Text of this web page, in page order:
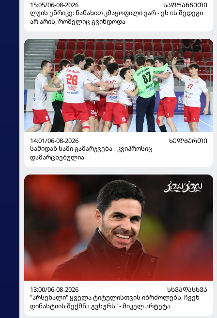
15:05/06-08-2026
ᲡᲐᲤᲠᲐᲜᲒᲔᲗᲘ
ლუის ენრიკე: ნანახით კმაყოფილი ვარ - ეს ის შედეგი
არ არის, რომელიც გვინდოდა
14:01/06-08-2026
ᲮᲔᲚᲑᲣᲠᲗᲘ
სამიდან სამი გამარჯვება - კვიპროსიც
დამარცხებულია
13:00/06-08-2026
ᲡᲮᲕᲐᲓᲐᲡᲮᲕᲐ
"არსენალი" ყველა ტიტულისთვის იბრძოლებს, ჩვენ
დინასტიის შექმნა გვსურს" - მიკელ არტეტა